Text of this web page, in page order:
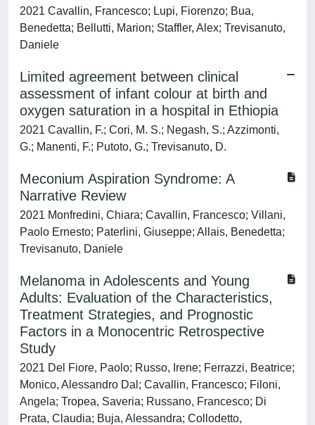
2021 Cavallin, Francesco; Lupi, Fiorenzo; Bua,
Benedetta; Bellutti, Marion; Staffler, Alex; Trevisanuto,
Daniele
Limited agreement between clinical
assessment of infant colour at birth and
oxygen saturation in a hospital in Ethiopia
2021 Cavallin, F.; Cori, M. S.; Negash, S.; Azzimonti,
G.; Manenti, F.; Putoto, G.; Trevisanuto, D.
Meconium Aspiration Syndrome: A
Narrative Review
2021 Monfredini, Chiara; Cavallin, Francesco; Villani,
Paolo Ernesto; Paterlini, Giuseppe; Allais, Benedetta;
Trevisanuto, Daniele
Melanoma in Adolescents and Young
Adults: Evaluation of the Characteristics,
Treatment Strategies, and Prognostic
Factors in a Monocentric Retrospective
Study
2021 Del Fiore, Paolo; Russo, Irene; Ferrazzi, Beatrice;
Monico, Alessandro Dal; Cavallin, Francesco; Filoni,
Angela; Tropea, Saveria; Russano, Francesco; Di
Prata, Claudia; Buja, Alessandra; Collodetto,